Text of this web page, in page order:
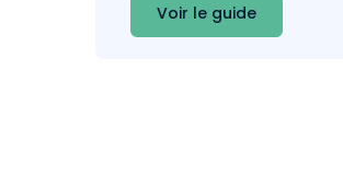
Voir le guide